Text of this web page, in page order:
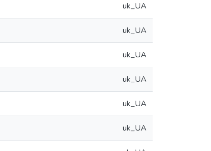
uk_UA
uk_UA
uk_UA
uk_UA
uk_UA
uk_UA